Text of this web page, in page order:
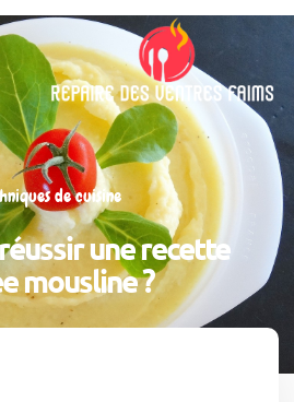
de cuisine
une recette
mousline ?